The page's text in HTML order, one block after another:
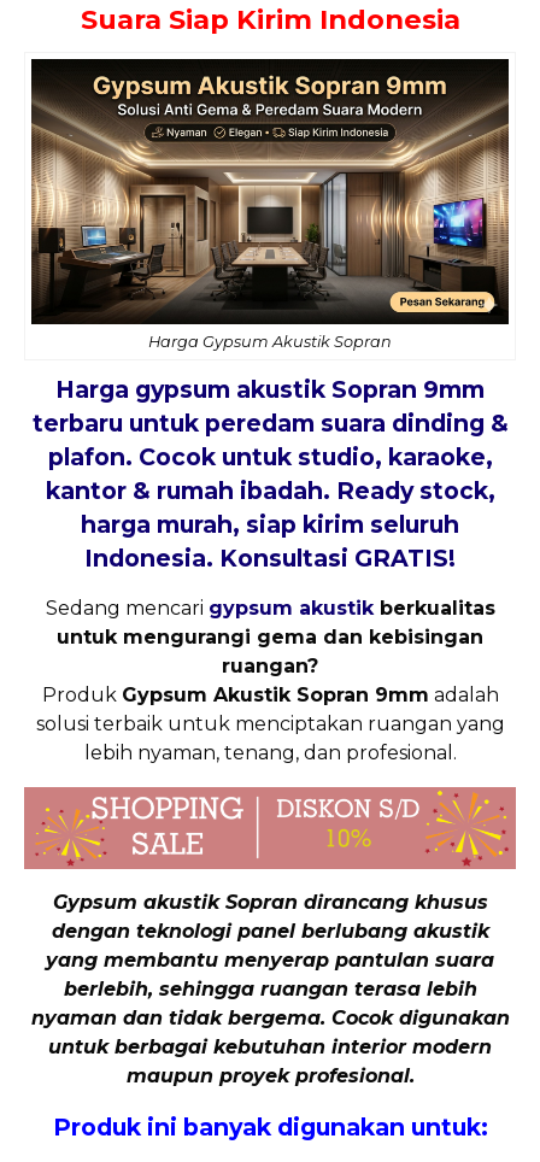
Suara Siap Kirim Indonesia
Harga Gypsum Akustik Sopran
Harga gypsum akustik Sopran 9mm
terbaru untuk peredam suara dinding &
plafon. Cocok untuk studio, karaoke,
kantor & rumah ibadah. Ready stock,
harga murah, siap kirim seluruh
Indonesia. Konsultasi GRATIS!
Sedang mencari gypsum akustikberkualitas
untuk mengurangi gema dan kebisingan
ruangan?
Produk Gypsum Akustik Sopran 9mm adalah
solusi terbaik untuk menciptakan ruangan yang
lebih nyaman, tenang, dan profesional.
Gypsum akustik Sopran dirancang khusus
dengan teknologi panel berlubang akustik
yang membantu menyerap pantulan suara
berlebih, sehingga ruangan terasa lebih
nyaman dan tidak bergema. Cocok digunakan
untuk berbagai kebutuhan interior modern
maupun proyek profesional.
Produk ini banyak digunakan untuk: